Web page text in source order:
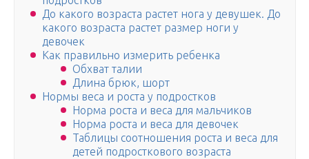
До какого возраста растет нога у девушек. До
какого возраста растет размер ноги у
девочек
Как правильно измерить ребенка
Обхват талии
Длина брюк, шорт
Нормы веса и роста у подростков
Норма роста и веса для мальчиков
Норма роста и веса для девочек
Таблицы соотношения роста и веса для
детей подросткового возраста